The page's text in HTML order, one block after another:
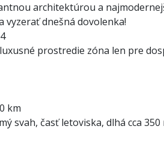
architektúrou a
dnešná dovolenka!
luxusné prostredie zóna len pre
km
svah, časť letoviska, dlhá cca